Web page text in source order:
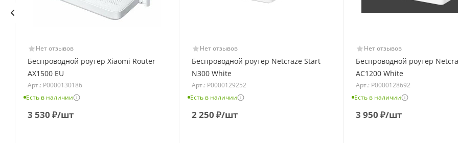
Нет отзывов
Беспроводной роутер Xiaomi Router
AX1500 EU
Арт.: Р0000130186
Есть в наличии
3 530 ₽/шт
Нет отзывов
Беспроводной роутер Netcraze Start
N300 White
Арт.: Р0000129252
Есть в наличии
2 250 ₽/шт
Нет отзывов
Беспроводной роутер
AC1200 White
Арт.: Р0000128692
Есть в наличии
3 950 ₽/шт